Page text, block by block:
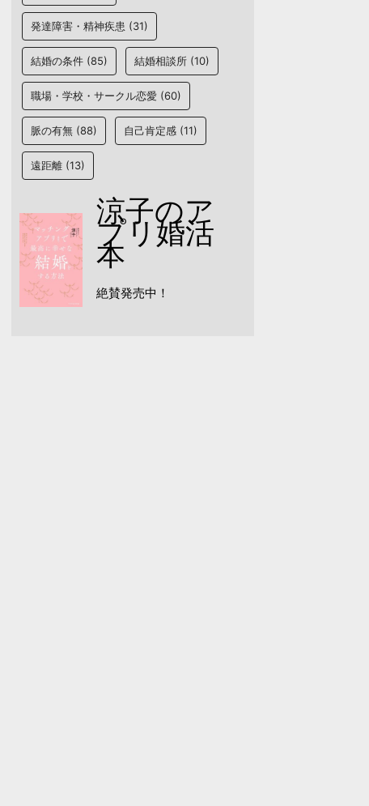
発達障害・精神疾患 (31)
結婚の条件 (85) 結婚相談所 (10)
職場・学校・サークル恋愛 (60)
脈の有無 (88) 自己肯定感 (11)
遠距離 (13)
涼子のア
プリ婚活
本
絶賛発売中！